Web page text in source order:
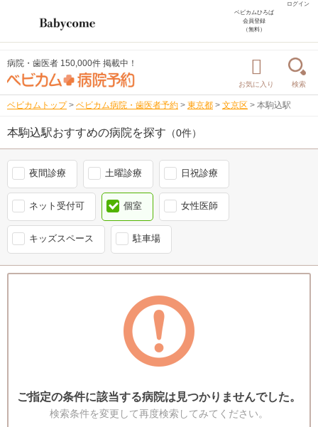
ログイン
ベビカムひろば
会員登録
（無料）
病院・歯医者 150,000件 掲載中！
お気に入り 検索
ベビカムトップ > ベビカム病院・歯医者予約 > 東京都 > 文京区 > 本駒込駅
本駒込駅おすすめの病院を探す （0件）
夜間診療 土曜診療 日祝診療
ネット受付可 個室 女性医師
キッズスペース 駐車場
ご指定の条件に該当する病院は見つかりませんでした。
検索条件を変更して再度検索してみてください。